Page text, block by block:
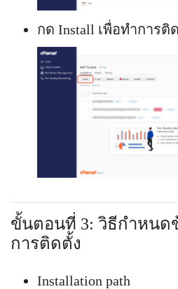
กด Install เพื่อทำการติด
ขั้นตอนที่ 3: วิธีกำหน
การติดตั้ง
Installation path